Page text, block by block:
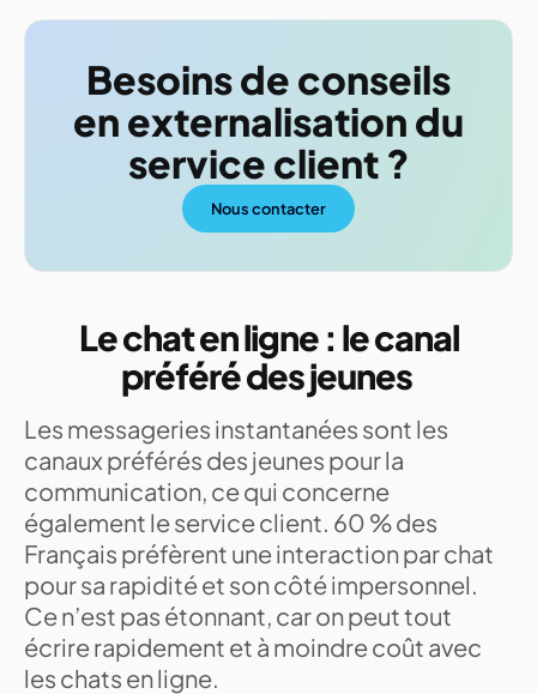
Besoins de conseils
en externalisation du
service client ?
Nous contacter
Le chat en ligne : le canal
préféré des jeunes
Les messageries instantanées sont les
canaux préférés des jeunes pour la
communication, ce qui concerne
également le service client. 60 % des
Français préfèrent une interaction par chat
pour sa rapidité et son côté impersonnel.
Ce n’est pas étonnant, car on peut tout
écrire rapidement et à moindre coût avec
les chats en ligne.